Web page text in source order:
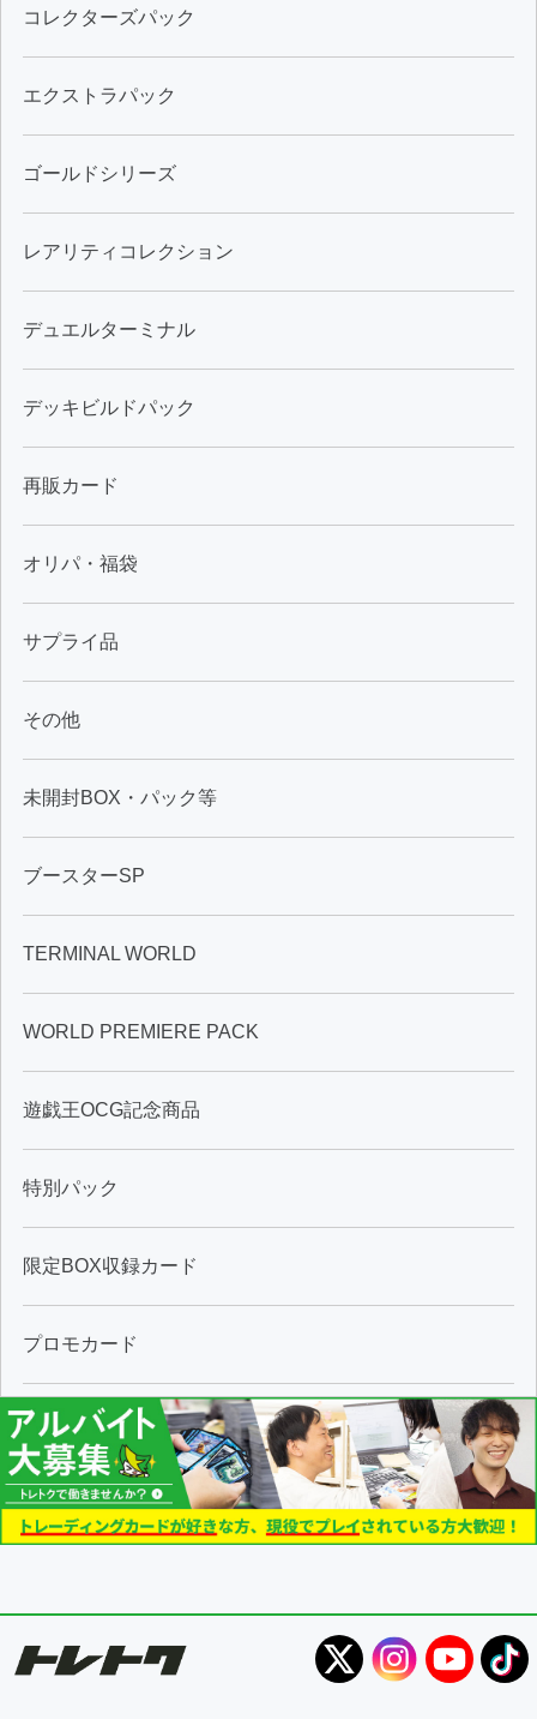
コレクターズパック
エクストラパック
ゴールドシリーズ
レアリティコレクション
デュエルターミナル
デッキビルドパック
再販カード
オリパ・福袋
サプライ品
その他
未開封BOX・パック等
ブースターSP
TERMINAL WORLD
WORLD PREMIERE PACK
遊戯王OCG記念商品
特別パック
限定BOX収録カード
プロモカード